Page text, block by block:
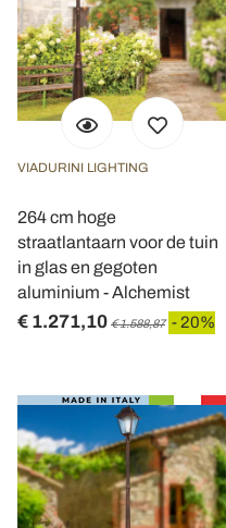
VIADURINI LIGHTING
264 cm hoge
straatlantaarn voor de tuin
in glas en gegoten
aluminium - Alchemist
€ 1.271,10 € 1.588,87 - 20%